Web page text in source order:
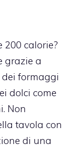
200 calorie?
grazie a
formaggi
dolci come
Non
tavola con
di una